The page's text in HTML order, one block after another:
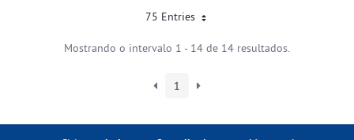
75 Entries
Mostrando o intervalo 1 - 14 de 14 resultados.
1